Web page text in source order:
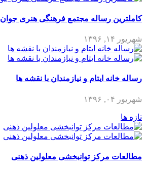
کاملترین رساله مجتمع فرهنگی هنری جوان
شهریور ۱۴, ۱۳۹۶
رساله خانه ایتام و نیازمندان با نقشه ها
شهریور ۰۴, ۱۳۹۶
تازه ها
مطالعات مرکز توانبخشی معلولین ذهنی